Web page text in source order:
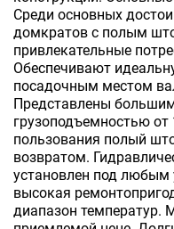
Среди основных
домкратов с полым
привлекательные
Обеспечивают
посадочным местом
Представлены
грузоподъемностью
пользования полый
возвратом.
установлен под любым
высокая
диапазон температур.